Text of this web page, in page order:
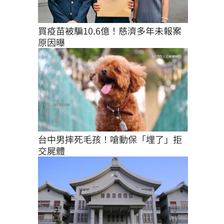
買疫苗被騙10.6億！慈濟多年未報案
原因曝
台中男摔死毛孩！嗆動保「埋了」拒
交屍體